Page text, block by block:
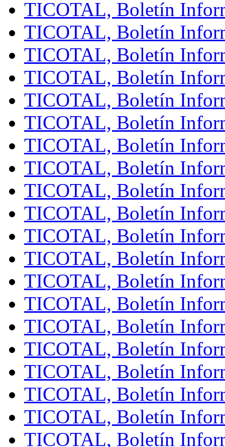
TICOTAL, Boletín
TICOTAL, Boletín
TICOTAL, Boletín
TICOTAL, Boletín
TICOTAL, Boletín
TICOTAL, Boletín
TICOTAL, Boletín
TICOTAL, Boletín
TICOTAL, Boletín
TICOTAL, Boletín
TICOTAL, Boletín
TICOTAL, Boletín
TICOTAL, Boletín
TICOTAL, Boletín
TICOTAL, Boletín
TICOTAL, Boletín
TICOTAL, Boletín
TICOTAL, Boletín
TICOTAL, Boletín
TICOTAL, Boletín